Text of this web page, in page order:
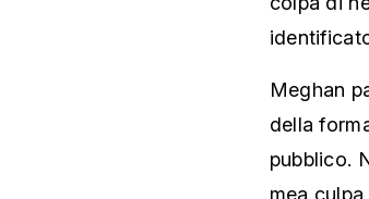
Meghan
della
pubblico.
mea